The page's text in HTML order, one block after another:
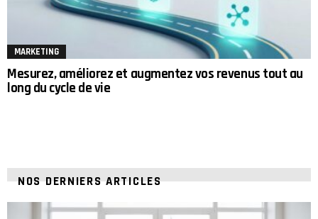
MARKETING
Mesurez, améliorez et augmentez vos revenus tout au
long du cycle de vie
NOS DERNIERS ARTICLES